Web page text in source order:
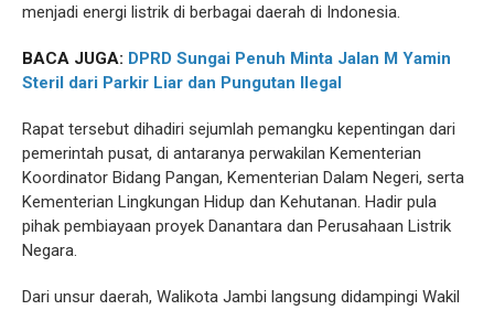
menjadi energi listrik di berbagai daerah di Indonesia.
BACA JUGA: DPRD Sungai Penuh Minta Jalan M Yamin
Steril dari Parkir Liar dan Pungutan Ilegal
Rapat tersebut dihadiri sejumlah pemangku kepentingan dari
pemerintah pusat, di antaranya perwakilan Kementerian
Koordinator Bidang Pangan, Kementerian Dalam Negeri, serta
Kementerian Lingkungan Hidup dan Kehutanan. Hadir pula
pihak pembiayaan proyek Danantara dan Perusahaan Listrik
Negara.
Dari unsur daerah, Walikota Jambi langsung didampingi Wakil